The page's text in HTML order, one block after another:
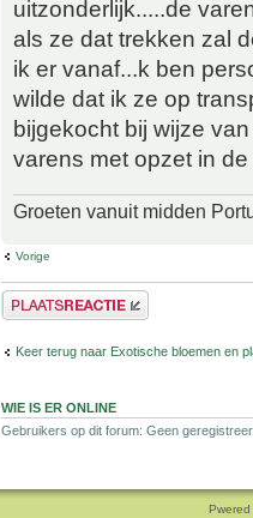
uitzonderlijk.....de
als ze dat trekken zal
ik er vanaf...k ben
wilde dat ik ze op
bijgekocht bij wijze
varens met opzet in
Groeten vanuit midden
Vorige
Plaats een reactie
Keer terug naar Exotische bloemen en
WIE IS ER ONLINE
Gebruikers op dit forum: Geen